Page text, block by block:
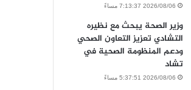
2026/08/06 7:13:37 مساءً
وزير الصحة يبحث مع نظيره
التشادي تعزيز التعاون الصحي
ودعم المنظومة الصحية في
تشاد
2026/08/06 5:37:51 مساءً